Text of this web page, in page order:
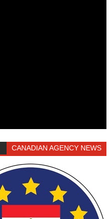
CANADIAN AGENCY NEWS